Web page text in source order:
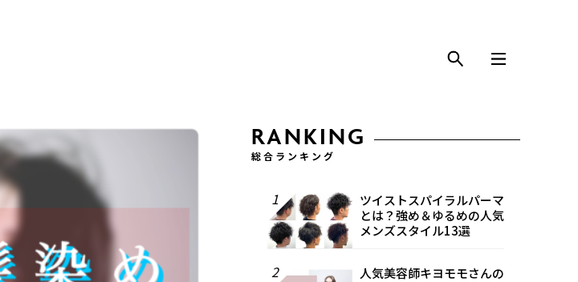
RANKING
総合ランキング
1
ツイストスパイラルパーマ
とは？強め＆ゆるめの人気
メンズスタイル13選
2
人気美容師キヨモモさんの